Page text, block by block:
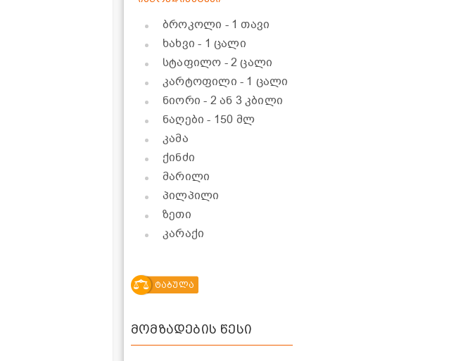
ბროკოლი - 1 თავი
ხახვი- 1 ცალი
სტაფილო - 2 ცალი
კარტოფილი - 1 ცალი
ნიორი- 2 ან 3 კბილი
ნაღები- 150 მლ
კამა
ქინძი
მარილი
პილპილი
ზეთი
კარაქი
ტაბულა
მომზადების წესი